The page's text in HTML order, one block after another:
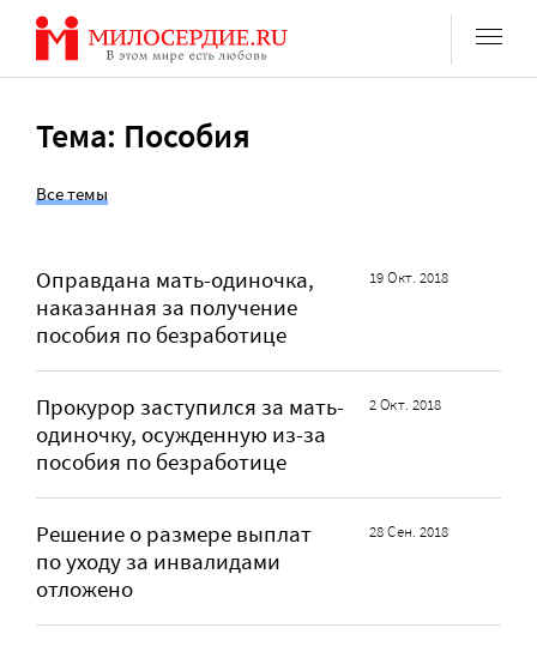
Перейти
содержанию
Тема: Пособия
Все темы
Оправдана мать-одиночка,
наказанная за получение
пособия по безработице
19 Окт. 2018
Прокурор заступился за мать-
одиночку, осужденную из-за
пособия по безработице
2 Окт. 2018
Решение о размере выплат
по уходу за инвалидами
отложено
28 Сен. 2018